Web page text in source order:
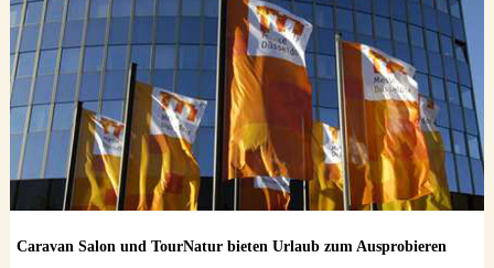
Caravan Salon und TourNatur bieten Urlaub zum Ausprobieren